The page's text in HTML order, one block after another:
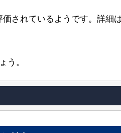
価されているようです。詳
う。